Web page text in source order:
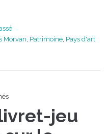
Morvan, Patrimoine, Pays d'art
sur
nouveau
jeu